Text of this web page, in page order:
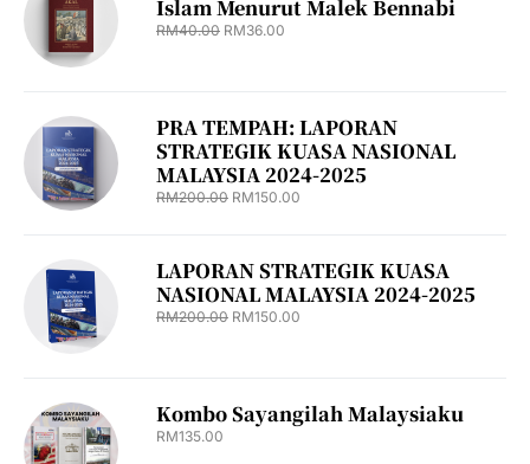
Islam Menurut Malek Bennabi
RM40.00 RM36.00
PRA TEMPAH: LAPORAN
STRATEGIK KUASA NASIONAL
MALAYSIA 2024-2025
RM200.00 RM150.00
LAPORAN STRATEGIK KUASA
NASIONAL MALAYSIA 2024-2025
RM200.00 RM150.00
Kombo Sayangilah Malaysiaku
RM135.00